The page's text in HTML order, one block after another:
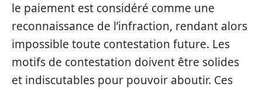
le paiement est considéré comme une
reconnaissance de l’infraction, rendant alors
impossible toute contestation future. Les
motifs de contestation doivent être solides
et indiscutables pour pouvoir aboutir. Ces